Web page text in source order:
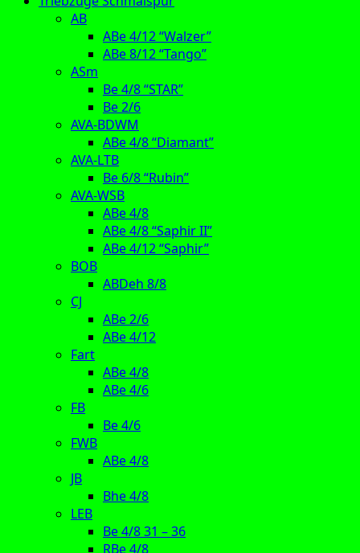
AB
ABe 4/12 “Walzer”
ABe 8/12 “Tango”
ASm
Be 4/8 “STAR”
Be 2/6
AVA-BDWM
ABe 4/8 “Diamant”
AVA-LTB
Be 6/8 “Rubin”
AVA-WSB
ABe 4/8
ABe 4/8 “Saphir II”
ABe 4/12 “Saphir”
BOB
ABDeh 8/8
CJ
ABe 2/6
ABe 4/12
Fart
ABe 4/8
ABe 4/6
FB
Be 4/6
FWB
ABe 4/8
JB
Bhe 4/8
LEB
Be 4/8 31 – 36
RBe 4/8